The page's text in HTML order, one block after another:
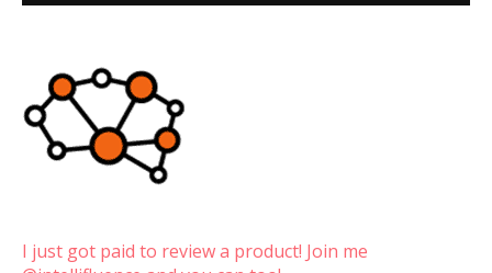
I just got paid to review a product! Join me